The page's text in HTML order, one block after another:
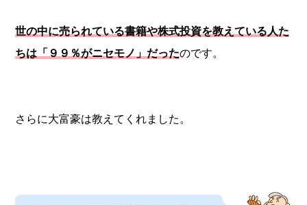
世の中に売られている書籍や株式投資を教えている人た
ちは「９９％がニセモノ」だったのです。
さらに大富豪は教えてくれました。